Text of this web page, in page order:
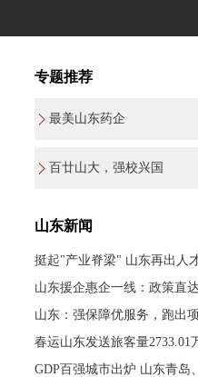
专题推荐
最美山东药企
百廿山大，强校兴国
山东新闻
挺起"产业脊梁" 山东再出人
山东援企惠企一线：政策直
山东：强保障优服务，跑出
春运山东发送旅客量2733.01
GDP百强城市出炉 山东青岛